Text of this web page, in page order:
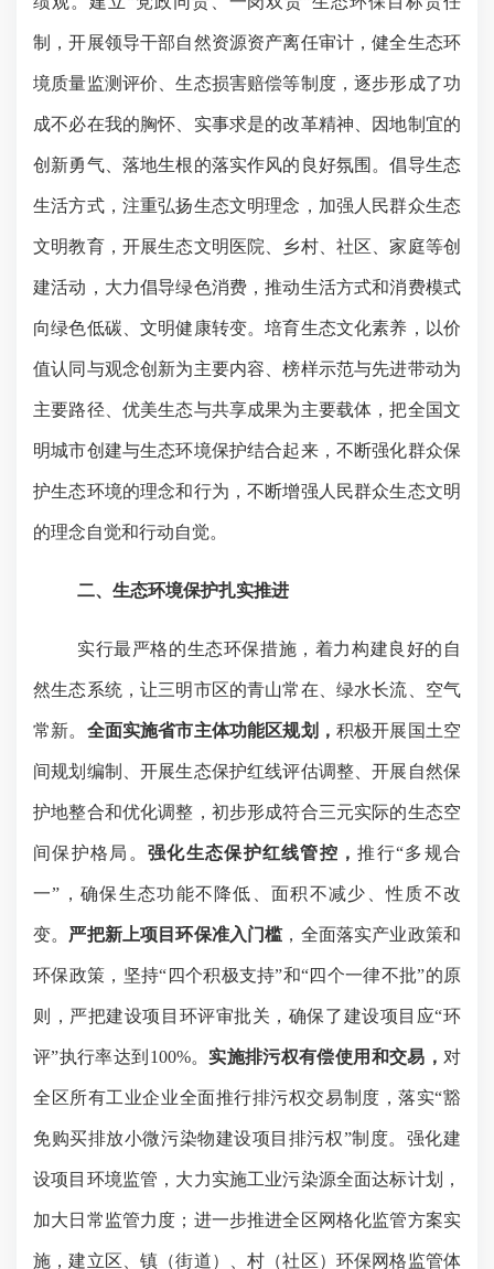
制，开展领导干部自然资源资产离任审计，健全生态环
境质量监测评价、生态损害赔偿等制度，逐步形成了功
成不必在我的胸怀、实事求是的改革精神、因地制宜的
创新勇气、落地生根的落实作风的良好氛围。倡导生态
生活方式， 注重弘扬生态文明理念，加强人民群众生态
文明教育，开展生态文明医院、乡村、社区、家庭等创
建活动，大力倡导绿色消费，推动生活方式和消费模式
向绿色低碳、文明健康转变。培育生态文化素养， 以价
值认同与观念创新为主要内容、榜样示范与先进带动为
主要路径、优美生态与共享成果为主要载体，把全国文
明城市创建与生态环境保护结合起来，不断强化群众保
护生态环境的理念和行为，不断增强人民群众生态文明
的理念自觉和行动自觉。
二、生态环境保护扎实推进
实行最严格的生态环保措施，着力构建良好的自
然生态系统，让三明市区的青山常在、绿水长流、空气
常新。 全面实施省市主体功能区规划， 积极开展国土空
间规划编制、开展生态保护红线评估调整、开展自然保
护地整合和优化调整， 初步形成符合三元实际的生态空
间保护格局 。 强化生态保护红线管控，推行“多规合
一”，确保生态功能不降低、面积不减少、性质不改
变。 严把新上项目环保准入门槛，全面落实产业政策和
环保政策，坚持“四个积极支持”和“四个一律不批”的原
则，严把建设项目环评审批关，确保了建设项目应“环
评”执行率达到 100%。实施排污权有偿使用和交易， 对
全区所有工业企业全面推行排污权交易制度，落实“豁
免购买排放小微污染物建设项目排污权”制度。强化建
设项目环境监管，大力实施工业污染源全面达标计划，
加大日常监管力度；进一步推进全区网格化监管方案实
施，建立区、镇（街道）、村（社区）环保网格监管体